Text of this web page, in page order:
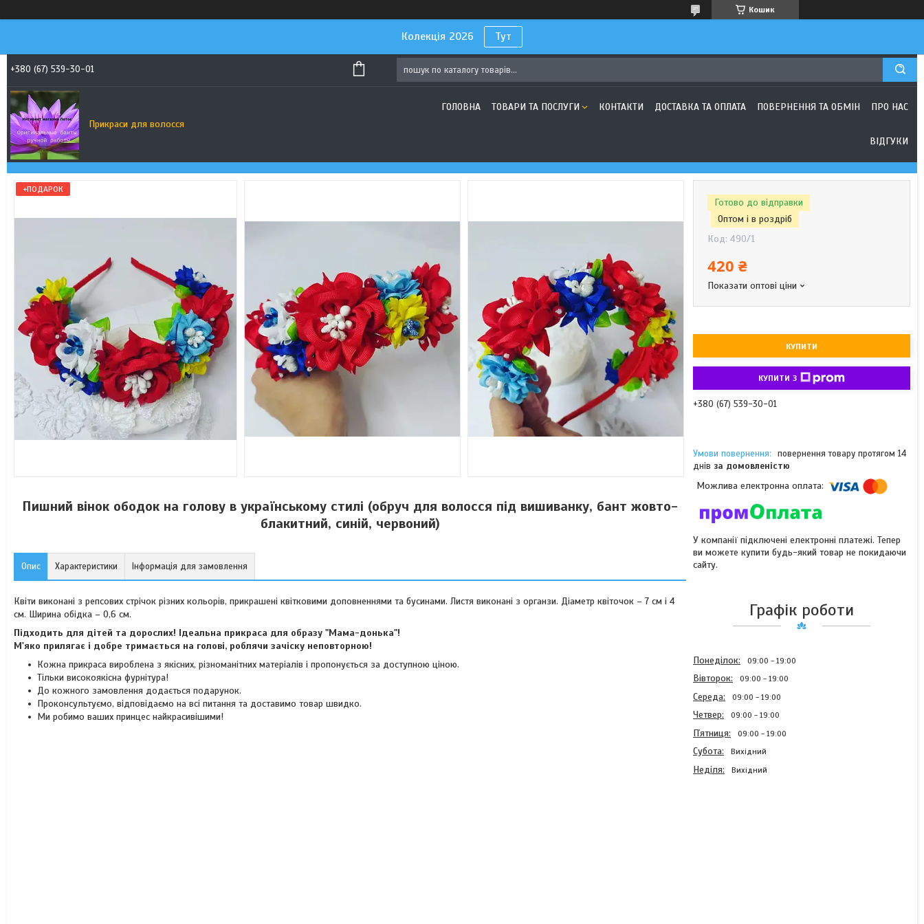
Кошик
Колекція 2026 Тут
+380 (67) 539-30-01
Прикраси для волосся
ГОЛОВНА ТОВАРИ ТА ПОСЛУГИ КОНТАКТИ ДОСТАВКА ТА ОПЛАТА ПОВЕРНЕННЯ ТА ОБМІН ПРО НАС
ВІДГУКИ
+ПОДАРОК
Пишний вінок ободок на голову в українському стилі (обруч для волосся під вишиванку, бант жовто-
блакитний, синій, червоний)
Опис Характеристики Інформація для замовлення
Квіти виконані з репсових стрічок різних кольорів, прикрашені квітковими доповненнями та бусинами. Листя виконані з органзи. Діаметр квіточок – 7 см і 4
см. Ширина обідка – 0,6 см.
Підходить для дітей та дорослих! Ідеальна прикраса для образу "Мама-донька"!
М'яко прилягає і добре тримається на голові, роблячи зачіску неповторною!
Кожна прикраса вироблена з якісних, різноманітних матеріалів і пропонується за доступною ціною.
Тільки високоякісна фурнітура!
До кожного замовлення додається подарунок.
Проконсультуємо, відповідаємо на всі питання та доставимо товар швидко.
Ми робимо ваших принцес найкрасивішими!
Готово до відправки
Оптом і в роздріб
Код: 490/1
420 ₴
Показати оптові ціни
КУПИТИ
КУПИТИ З
+380 (67) 539-30-01
повернення товару протягом 14
днів за домовленістю
У компанії підключені електронні платежі. Тепер
ви можете купити будь-який товар не покидаючи
сайту.
Графік роботи
Понеділок 09:00 19:00
Вівторок 09:00 19:00
Середа 09:00 19:00
Четвер 09:00 19:00
Пʼятниця 09:00 19:00
Субота Вихідний
Неділя Вихідний